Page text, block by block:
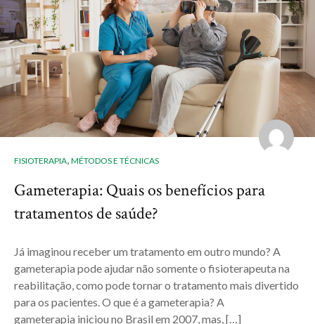
FISIOTERAPIA, MÉTODOS E TÉCNICAS
Gameterapia: Quais os benefícios para
tratamentos de saúde?
Já imaginou receber um tratamento em outro mundo? A
gameterapia pode ajudar não somente o fisioterapeuta na
reabilitação, como pode tornar o tratamento mais divertido
para os pacientes. O que é a gameterapia? A
gameterapia iniciou no Brasil em 2007, mas, […]